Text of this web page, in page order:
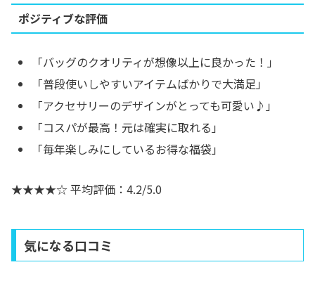
ポジティブな評価
「バッグのクオリティが想像以上に良かった！」
「普段使いしやすいアイテムばかりで大満足」
「アクセサリーのデザインがとっても可愛い♪」
「コスパが最高！元は確実に取れる」
「毎年楽しみにしているお得な福袋」
★★★★☆ 平均評価：4.2/5.0
気になる口コミ